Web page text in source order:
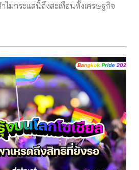
มกระแสนี้ถึงสะเทือนทั้งเศรษฐกิจ